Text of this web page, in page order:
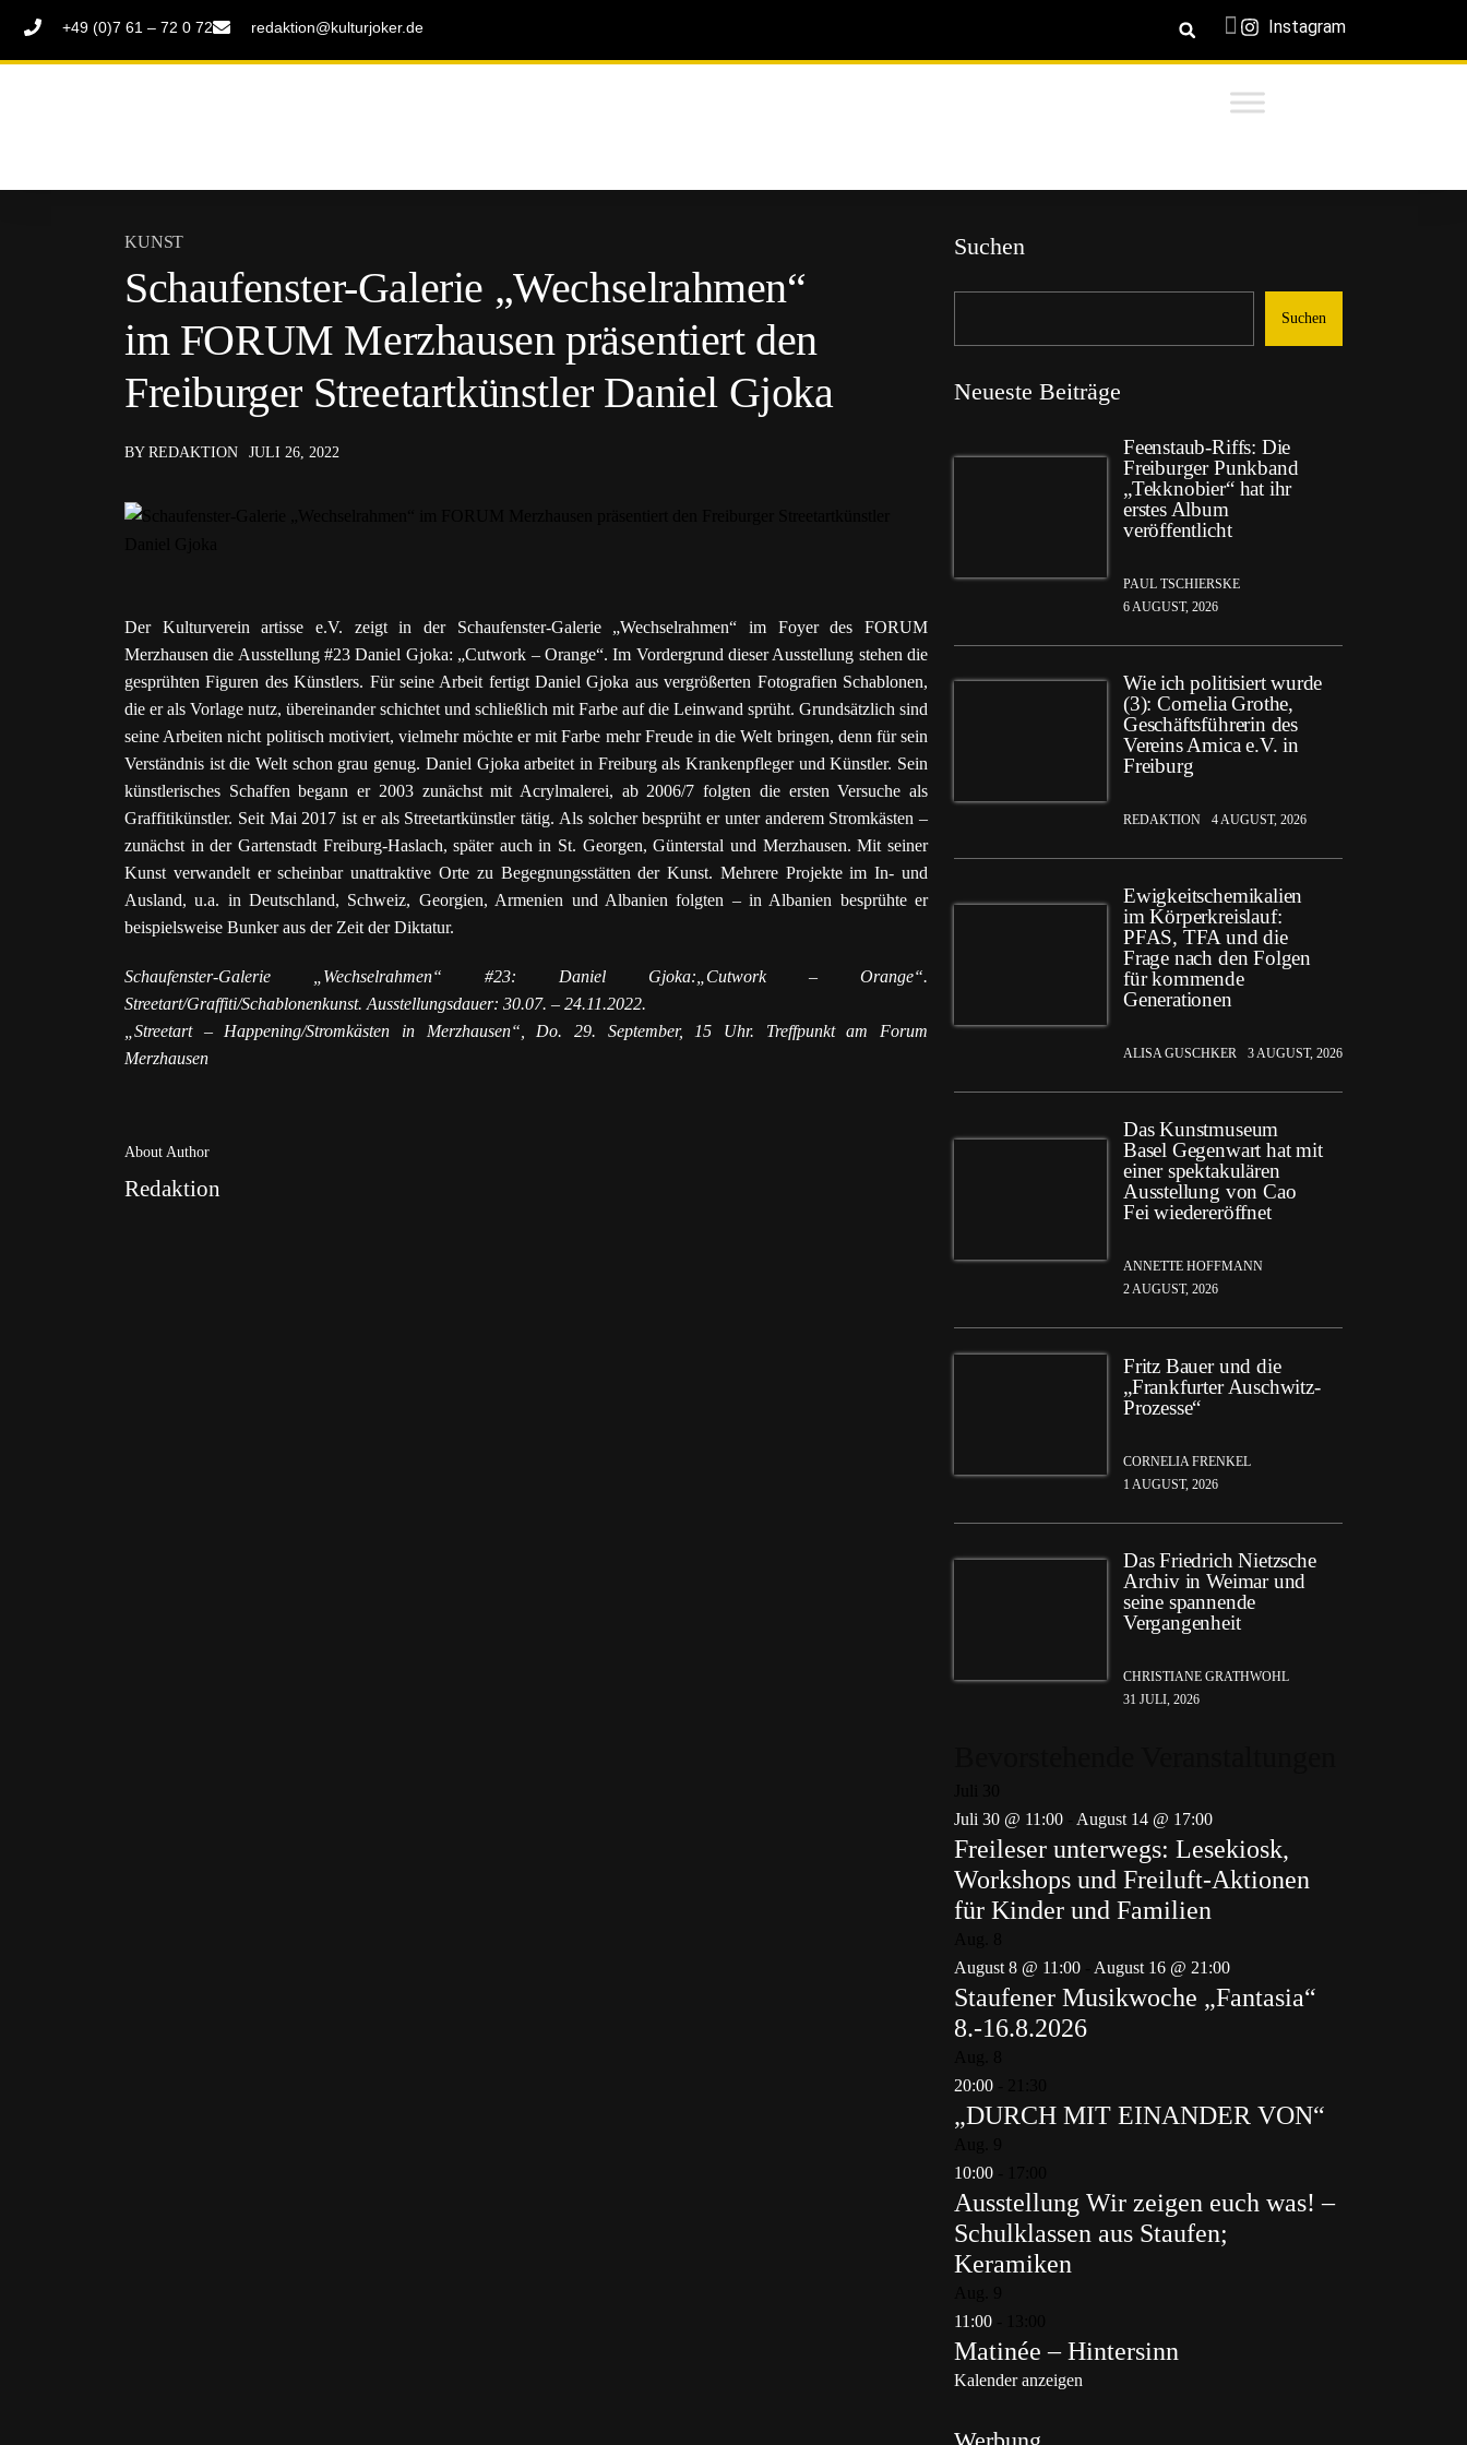
+49 (0)7 61 – 72 0 72 redaktion@kulturjoker.de Instagram
KUNST
Schaufenster-Galerie „Wechselrahmen“
im FORUM Merzhausen präsentiert den
Freiburger Streetartkünstler Daniel Gjoka
BY REDAKTION JULI 26, 2022
Der Kulturverein artisse e.V. zeigt in der Schaufenster-Galerie „Wechselrahmen“ im Foyer des FORUM
Merzhausen die Ausstellung #23 Daniel Gjoka: „Cutwork – Orange“. Im Vordergrund dieser Ausstellung stehen die
gesprühten Figuren des Künstlers. Für seine Arbeit fertigt Daniel Gjoka aus vergrößerten Fotografien Schablonen,
die er als Vorlage nutz, übereinander schichtet und schließlich mit Farbe auf die Leinwand sprüht. Grundsätzlich sind
seine Arbeiten nicht politisch motiviert, vielmehr möchte er mit Farbe mehr Freude in die Welt bringen, denn für sein
Verständnis ist die Welt schon grau genug. Daniel Gjoka arbeitet in Freiburg als Krankenpfleger und Künstler. Sein
künstlerisches Schaffen begann er 2003 zunächst mit Acrylmalerei, ab 2006/7 folgten die ersten Versuche als
Graffitikünstler. Seit Mai 2017 ist er als Streetartkünstler tätig. Als solcher besprüht er unter anderem Stromkästen –
zunächst in der Gartenstadt Freiburg-Haslach, später auch in St. Georgen, Günterstal und Merzhausen. Mit seiner
Kunst verwandelt er scheinbar unattraktive Orte zu Begegnungsstätten der Kunst. Mehrere Projekte im In- und
Ausland, u.a. in Deutschland, Schweiz, Georgien, Armenien und Albanien folgten – in Albanien besprühte er
beispielsweise Bunker aus der Zeit der Diktatur.
Schaufenster-Galerie „Wechselrahmen“ #23: Daniel Gjoka:„Cutwork – Orange“.
Streetart/Graffiti/Schablonenkunst. Ausstellungsdauer: 30.07. – 24.11.2022.
„Streetart – Happening/Stromkästen in Merzhausen“, Do. 29. September, 15 Uhr. Treffpunkt am Forum
Merzhausen
About Author
Redaktion
Suchen
Suchen
Neueste Beiträge
Feenstaub-Riffs: Die
Freiburger Punkband
„Tekknobier“ hat ihr
erstes Album
veröffentlicht
PAUL TSCHIERSKE
6 AUGUST, 2026
Wie ich politisiert wurde
(3): Cornelia Grothe,
Geschäftsführerin des
Vereins Amica e.V. in
Freiburg
REDAKTION 4 AUGUST, 2026
Ewigkeitschemikalien
im Körperkreislauf:
PFAS, TFA und die
Frage nach den Folgen
für kommende
Generationen
ALISA GUSCHKER 3 AUGUST, 2026
Das Kunstmuseum
Basel Gegenwart hat mit
einer spektakulären
Ausstellung von Cao
Fei wiedereröffnet
ANNETTE HOFFMANN
2 AUGUST, 2026
Fritz Bauer und die
„Frankfurter Auschwitz-
Prozesse“
CORNELIA FRENKEL
1 AUGUST, 2026
Das Friedrich Nietzsche
Archiv in Weimar und
seine spannende
Vergangenheit
CHRISTIANE GRATHWOHL
31 JULI, 2026
Juli 30 @ 11:00
August 14 @ 17:00
Freileser unterwegs: Lesekiosk,
Workshops und Freiluft-Aktionen
für Kinder und Familien
August 8 @ 11:00
August 16 @ 21:00
Staufener Musikwoche „Fantasia“
8.-16.8.2026
20:00
„DURCH MIT EINANDER VON“
10:00
Ausstellung Wir zeigen euch was! –
Schulklassen aus Staufen;
Keramiken
11:00
Matinée – Hintersinn
Kalender anzeigen